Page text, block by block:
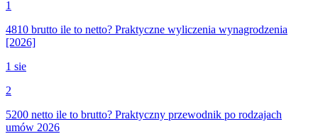
1
4810 brutto ile to netto? Praktyczne wyliczenia wynagrodzenia
[2026]
1 sie
2
5200 netto ile to brutto? Praktyczny przewodnik po rodzajach
umów 2026